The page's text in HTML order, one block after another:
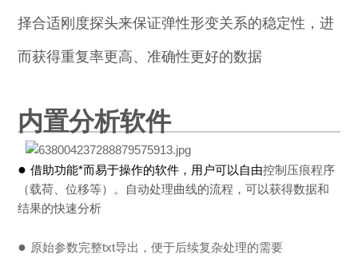
择合适刚度探头来保证弹性形变关系的稳定性，进
而获得重复率更高、准确性更好的数据
内置分析软件
●借助功能*而易于操作的软件，用户可以自由控制压痕程序
（载荷、位移等）。自动处理曲线的流程，可以获得数据和
结果的快速分析
● 原始参数完整txt导出，便于后续复杂处理的需要